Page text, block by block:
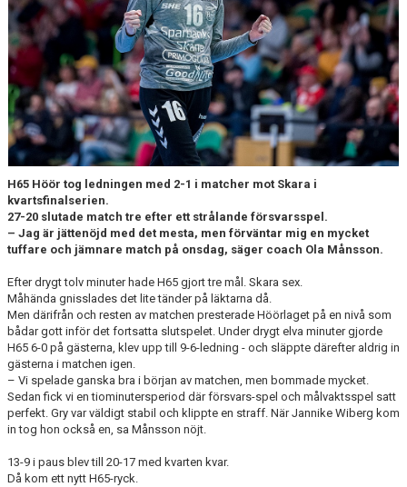
TRÄNINGSTIDER
TABELL
HANDBOLLSLIGANDAM.SE
SPELSCHEMA
GAMEDAY-APPEN
MATCHPROGRAM
H65 Höör tog ledningen med 2-1 i matcher mot Skara i
kvartsfinalserien.
27-20 slutade match tre efter ett strålande försvarsspel.
– Jag är jättenöjd med det mesta, men förväntar mig en mycket
tuffare och jämnare match på onsdag, säger coach Ola Månsson.
Efter drygt tolv minuter hade H65 gjort tre mål. Skara sex.
Måhända gnisslades det lite tänder på läktarna då.
Men därifrån och resten av matchen presterade Höörlaget på en nivå som
bådar gott inför det fortsatta slutspelet. Under drygt elva minuter gjorde
H65 6-0 på gästerna, klev upp till 9-6-ledning - och släppte därefter aldrig in
gästerna i matchen igen.
– Vi spelade ganska bra i början av matchen, men bommade mycket.
Sedan fick vi en tiominutersperiod där försvars-spel och målvaktsspel satt
perfekt. Gry var väldigt stabil och klippte en straff. När Jannike Wiberg kom
in tog hon också en, sa Månsson nöjt.
13-9 i paus blev till 20-17 med kvarten kvar.
Då kom ett nytt H65-ryck.